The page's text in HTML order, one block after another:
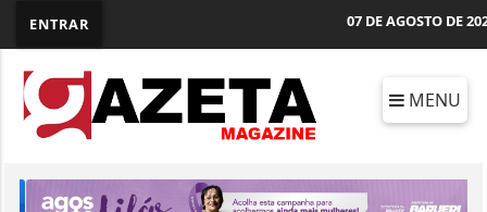
ENTRAR 07 DE AGOSTO DE
MENU